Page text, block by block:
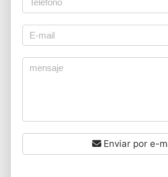
Enviar por e-